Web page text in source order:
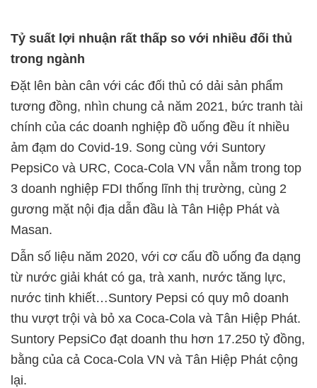
Tỷ suất lợi nhuận rất thấp so với nhiều đối thủ
trong ngành
Đặt lên bàn cân với các đối thủ có dải sản phẩm
tương đồng, nhìn chung cả năm 2021, bức tranh tài
chính của các doanh nghiệp đồ uống đều ít nhiều
ảm đạm do Covid-19. Song cùng với Suntory
PepsiCo và URC, Coca-Cola VN vẫn nằm trong top
3 doanh nghiệp FDI thống lĩnh thị trường, cùng 2
gương mặt nội địa dẫn đầu là Tân Hiệp Phát và
Masan.
Dẫn số liệu năm 2020, với cơ cấu đồ uống đa dạng
từ nước giải khát có ga, trà xanh, nước tăng lực,
nước tinh khiết…Suntory Pepsi có quy mô doanh
thu vượt trội và bỏ xa Coca-Cola và Tân Hiệp Phát.
Suntory PepsiCo đạt doanh thu hơn 17.250 tỷ đồng,
bằng của cả Coca-Cola VN và Tân Hiệp Phát cộng
lại.